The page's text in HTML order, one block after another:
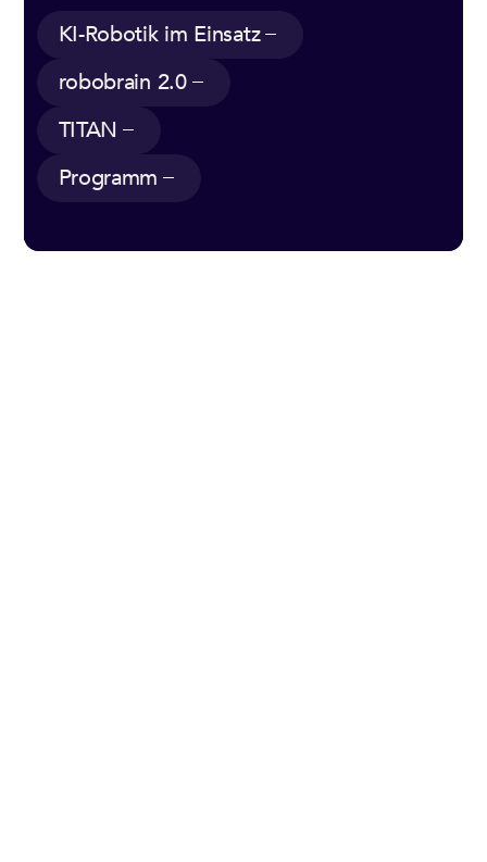
More AI robotic systems
robobrain 2.0
TITAN
Program
KI-Robotik im Einsatz
robobrain 2.0
TITAN
Programm